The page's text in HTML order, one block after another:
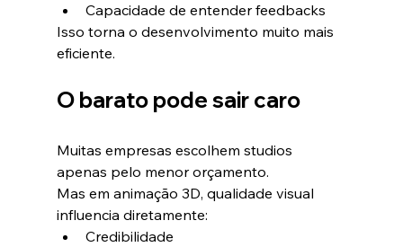
Capacidade de entender feedbacks
Isso torna o desenvolvimento muito mais
eficiente.
O barato pode sair caro
Muitas empresas escolhem studios
apenas pelo menor orçamento.
Mas em animação 3D, qualidade visual
influencia diretamente:
Credibilidade